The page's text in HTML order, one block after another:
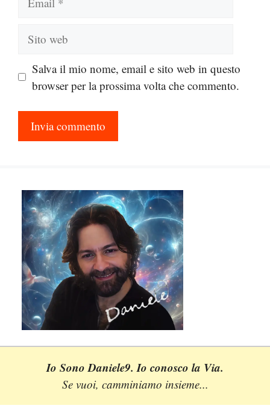
web
Salva il mio nome, email e sito web in questo
browser per la prossima volta che commento.
Io Sono Daniele9. Io conosco la Via.
Se vuoi, camminiamo insieme...